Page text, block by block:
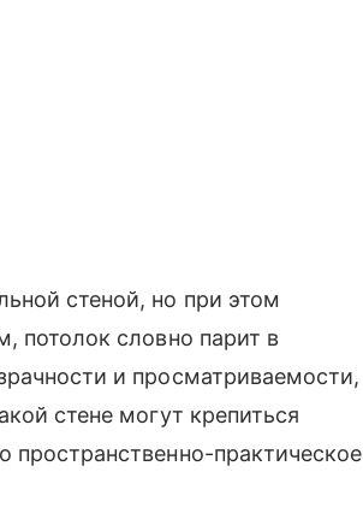
стеной, но при этом
потолок словно парит в
и просматриваемости,
стене могут крепиться
пространственно-практическое